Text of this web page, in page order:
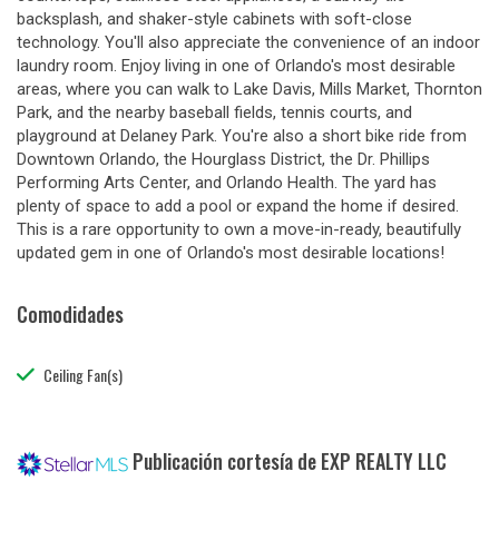
backsplash, and shaker-style cabinets with soft-close
technology. You'll also appreciate the convenience of an indoor
laundry room. Enjoy living in one of Orlando's most desirable
areas, where you can walk to Lake Davis, Mills Market, Thornton
Park, and the nearby baseball fields, tennis courts, and
playground at Delaney Park. You're also a short bike ride from
Downtown Orlando, the Hourglass District, the Dr. Phillips
Performing Arts Center, and Orlando Health. The yard has
plenty of space to add a pool or expand the home if desired.
This is a rare opportunity to own a move-in-ready, beautifully
updated gem in one of Orlando's most desirable locations!
Comodidades
Ceiling Fan(s)
Publicación cortesía de EXP REALTY LLC